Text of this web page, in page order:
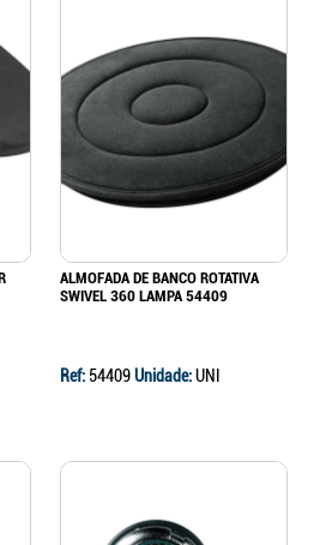
ALMOFADA DE BANCO ROTATIVA
SWIVEL 360 LAMPA 54409
Ref: 54409Unidade:UNI